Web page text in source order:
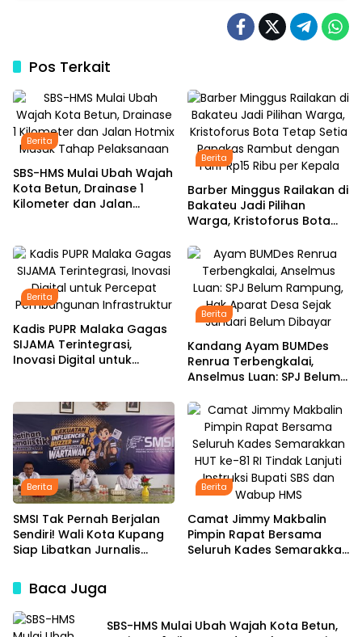
Pos Terkait
Berita
SBS-HMS Mulai Ubah Wajah
Kota Betun, Drainase 1
Kilometer dan Jalan
Berita
Barber Minggus Railakan di
Bakateu Jadi Pilihan
Warga, Kristoforus Bota
Rambut dengan Tarif Rp15
Ribu per Kepala
Berita
Kadis PUPR Malaka Gagas
SIJAMA Terintegrasi,
Inovasi Digital untuk
Berita
Kandang Ayam BUMDes
Renrua Terbengkalai,
Anselmus Luan: SPJ Belum
Desa Sejak Januari Belum
Dibayar
Berita
SMSI Tak Pernah Berjalan
Sendiri! Wali Kota Kupang
Siap Libatkan Jurnalis
Pemkot
Berita
Camat Jimmy Makbalin
Pimpin Rapat Bersama
Seluruh Kades Semarakkan
Baca Juga
SBS-HMS Mulai Ubah Wajah Kota Betun,